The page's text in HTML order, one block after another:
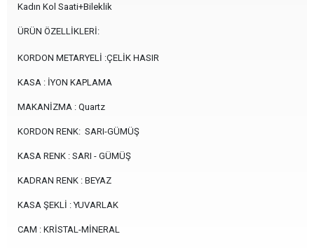
Kadın Kol Saati+Bileklik
ÜRÜN ÖZELLİKLERİ:
KORDON METARYELİ :ÇELİK HASIR
KASA : İYON KAPLAMA
MAKANİZMA : Quartz
KORDON RENK: SARI-GÜMÜŞ
KASA RENK : SARI - GÜMÜŞ
KADRAN RENK : BEYAZ
KASA ŞEKLİ : YUVARLAK
CAM : KRİSTAL-MİNERAL